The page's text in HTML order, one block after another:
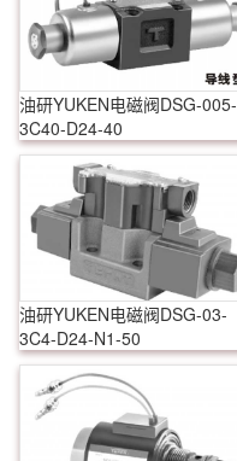
油研YUKEN电磁阀DSG-005-
3C40-D24-40
油研YUKEN电磁阀DSG-03-
3C4-D24-N1-50